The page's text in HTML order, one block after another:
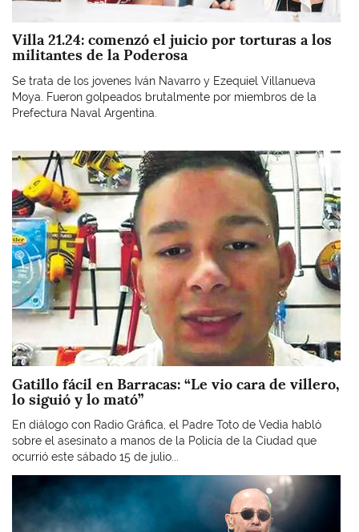
Villa 21.24: comenzó el juicio por torturas a los
militantes de la Poderosa
Se trata de los jovenes Iván Navarro y Ezequiel Villanueva
Moya. Fueron golpeados brutalmente por miembros de la
Prefectura Naval Argentina.
Imagen
Gatillo fácil en Barracas: “Le vio cara de villero,
lo siguió y lo mató”
En diálogo con Radio Gráfica, el Padre Toto de Vedia habló
sobre el asesinato a manos de la Policía de la Ciudad que
ocurrió este sábado 15 de julio...